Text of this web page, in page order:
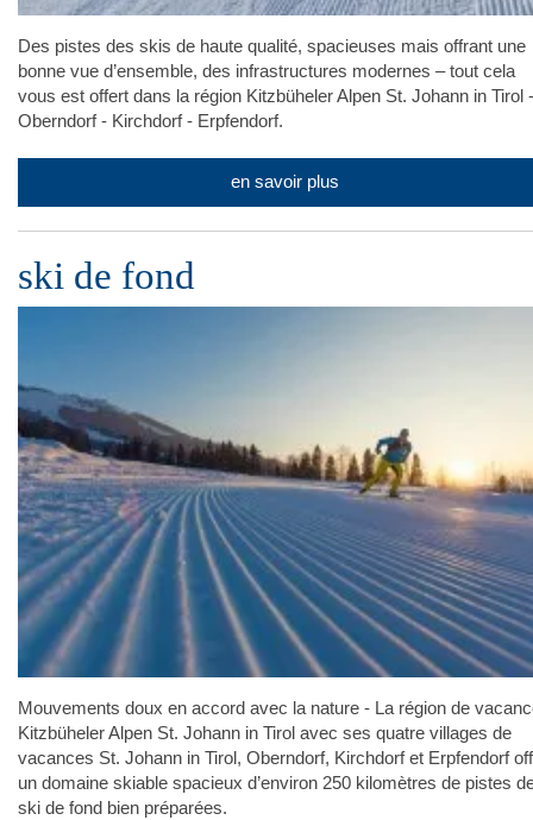
Des pistes des skis de haute qualité, spacieuses mais offrant une
bonne vue d’ensemble, des infrastructures modernes – tout cela
vous est offert dans la région Kitzbüheler Alpen St. Johann in Tirol -
Oberndorf - Kirchdorf - Erpfendorf.
en savoir plus
ski de fond
Mouvements doux en accord avec la nature - La région de
Kitzbüheler Alpen St. Johann in Tirol avec ses quatre villages de
vacances St. Johann in Tirol, Oberndorf, Kirchdorf et Erpfendorf
un domaine skiable spacieux d’environ 250 kilomètres de pistes
ski de fond bien préparées.